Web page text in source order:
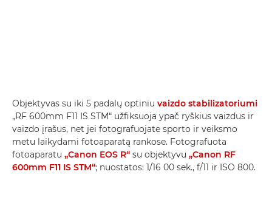
Objektyvas su iki 5 padalų optiniu vaizdo stabilizatoriumi
„RF 600mm F11 IS STM“ užfiksuoja ypač ryškius vaizdus ir
vaizdo įrašus, net jei fotografuojate sporto ir veiksmo
metu laikydami fotoaparatą rankose. Fotografuota
fotoaparatu „Canon EOS R“ su objektyvu „Canon RF
600mm F11 IS STM“; nuostatos: 1/16 00 sek., f/11 ir ISO 800.